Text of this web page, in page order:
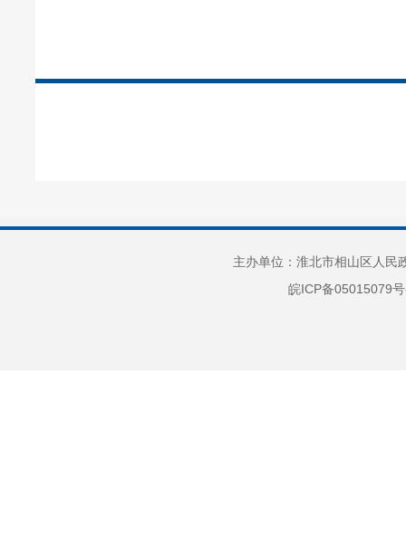
主办单位：淮北市相山区人
皖ICP备05015079